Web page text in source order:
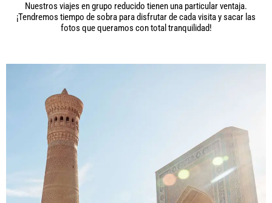
Nuestros viajes en grupo reducido tienen una particular ventaja.
¡Tendremos tiempo de sobra para disfrutar de cada visita y sacar las
fotos que queramos con total tranquilidad!